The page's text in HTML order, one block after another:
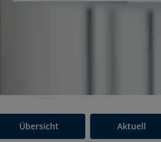
Übersicht Aktuell